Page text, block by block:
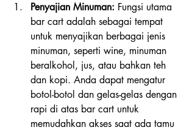
Penyajian Minuman: Fungsi utama
bar cart adalah sebagai tempat
untuk menyajikan berbagai jenis
minuman, seperti wine, minuman
beralkohol, jus, atau bahkan teh
dan kopi. Anda dapat mengatur
botol-botol dan gelas-gelas dengan
rapi di atas bar cart untuk
memudahkan akses saat ada tamu